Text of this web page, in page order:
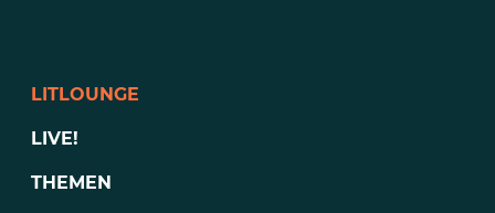
LITLOUNGE
LIVE!
THEMEN